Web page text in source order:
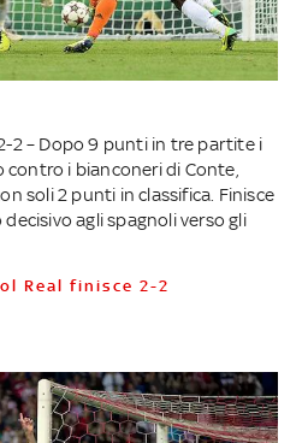
2-2 – Dopo 9 punti in tre partite i
contro i bianconeri di Conte,
soli 2 punti in classifica. Finisce
agli spagnoli verso gli
Real finisce 2-2